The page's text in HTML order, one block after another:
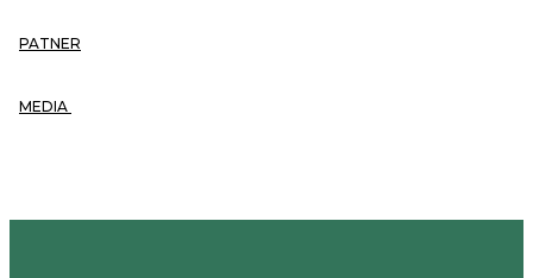
PATNER
MEDIA